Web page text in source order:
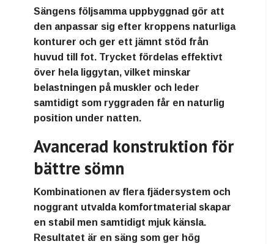
Sängens följsamma uppbyggnad gör att
den anpassar sig efter kroppens naturliga
konturer och ger ett jämnt stöd från
huvud till fot. Trycket fördelas effektivt
över hela liggytan, vilket minskar
belastningen på muskler och leder
samtidigt som ryggraden får en naturlig
position under natten.
Avancerad konstruktion för
bättre sömn
Kombinationen av flera fjädersystem och
noggrant utvalda komfortmaterial skapar
en stabil men samtidigt mjuk känsla.
Resultatet är en säng som ger hög